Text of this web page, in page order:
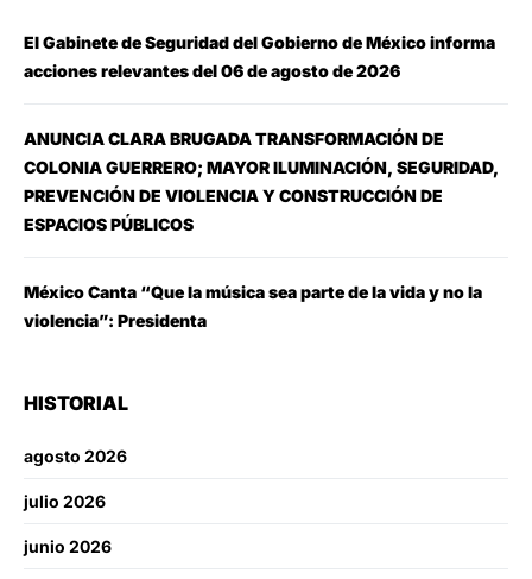
El Gabinete de Seguridad del Gobierno de México informa
acciones relevantes del 06 de agosto de 2026
ANUNCIA CLARA BRUGADA TRANSFORMACIÓN DE
COLONIA GUERRERO; MAYOR ILUMINACIÓN, SEGURIDAD,
PREVENCIÓN DE VIOLENCIA Y CONSTRUCCIÓN DE
ESPACIOS PÚBLICOS
México Canta “Que la música sea parte de la vida y no la
violencia”: Presidenta
HISTORIAL
agosto 2026
julio 2026
junio 2026